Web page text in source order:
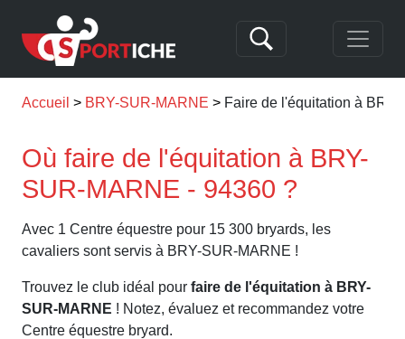
Accueil BRY-SUR-MARNE Faire de l'équitation à
Où faire de l'équitation à BRY-
SUR-MARNE - 94360 ?
Avec 1 Centre équestre pour 15 300 bryards, les
cavaliers sont servis à BRY-SUR-MARNE !
Trouvez le club idéal pour faire de l'équitation à BRY-
SUR-MARNE ! Notez, évaluez et recommandez votre
Centre équestre bryard.